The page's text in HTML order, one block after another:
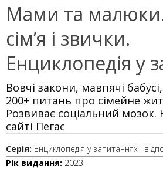
Мами та
сім’я і звички.
Енциклопедія у
Вовчі закони, мавпячі
200+ питань про сімейне
Розвиває соціальний мозок.
сайті Пегас
Серія: Енциклопедія у запитаннях і
Рік видання: 2023